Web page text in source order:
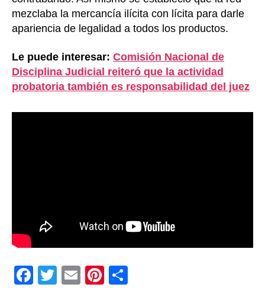
mezclaba la mercancía ilícita con lícita para darle
apariencia de legalidad a todos los productos.
Le puede interesar: Comisión Nacional de
Disciplina Judicial reiteró que la actividad
probatoria también es responsabilidad del juez
F
T
E
Pi